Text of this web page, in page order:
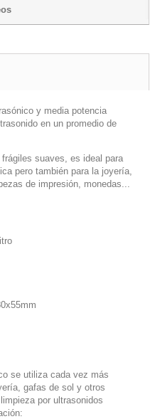
y media potencia
en un promedio de
suaves, es ideal para
pero también para la joyería,
de impresión, monedas...
se utiliza cada vez más
gafas de sol y otros
por ultrasonidos